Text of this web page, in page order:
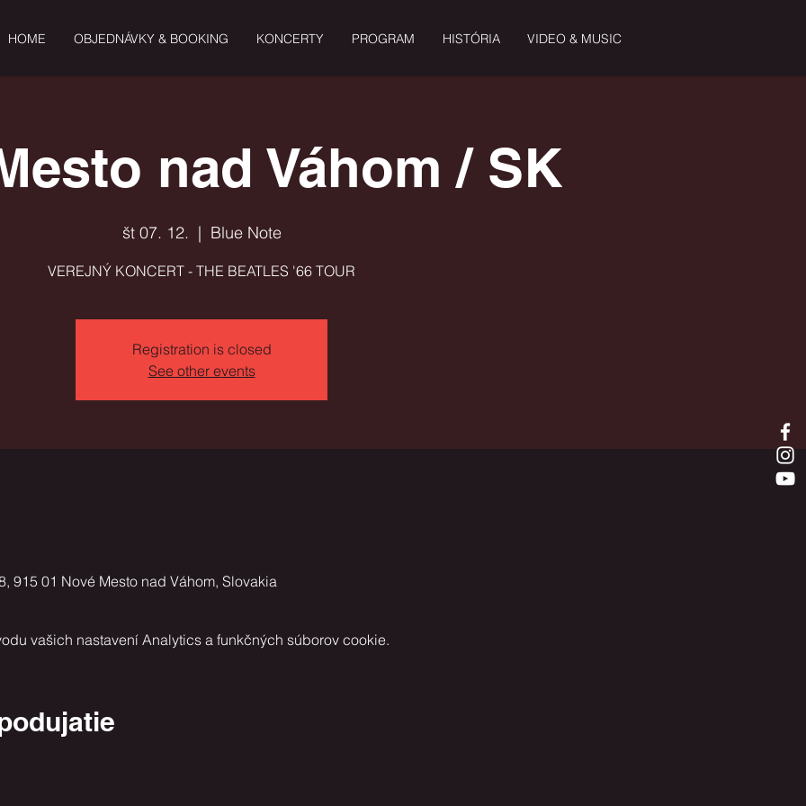
HOME OBJEDNÁVKY & BOOKING KONCERTY PROGRAM HISTÓRIA VIDEO & MUSIC
nad Váhom / SK
št 07. 12.
  |
Blue Note
VEREJNÝ KONCERT - THE BEATLES '66 TOUR
Registration is closed
See other events
915 01 Nové Mesto nad Váhom, Slovakia
vašich nastavení Analytics a funkčných súborov cookie.